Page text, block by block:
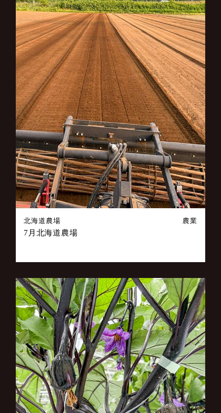
北海道農場 農業
7月北海道農場